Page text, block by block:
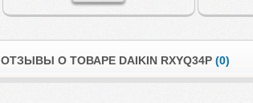
ОТЗЫВЫ О ТОВАРЕ DAIKIN RXYQ34P (0)